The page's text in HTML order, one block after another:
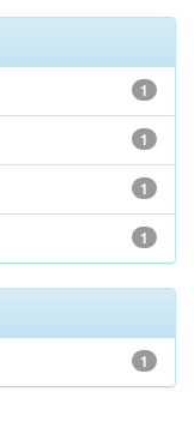
1
1
1
1
1